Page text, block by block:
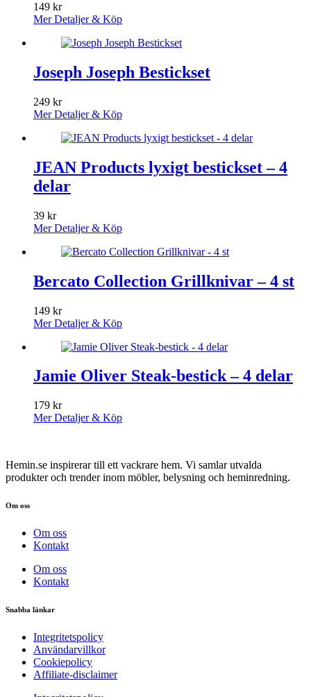
149 kr
Mer Detaljer & Köp
Joseph Joseph Bestickset
249 kr
Mer Detaljer & Köp
JEAN Products lyxigt bestickset – 4
delar
39 kr
Mer Detaljer & Köp
Bercato Collection Grillknivar – 4 st
149 kr
Mer Detaljer & Köp
Jamie Oliver Steak-bestick – 4 delar
179 kr
Mer Detaljer & Köp
Hemin.se inspirerar till ett vackrare hem. Vi samlar utvalda
produkter och trender inom möbler, belysning och heminredning.
Om oss
Om oss
Kontakt
Om oss
Kontakt
Snabba länkar
Integritetspolicy
Användarvillkor
Cookiepolicy
Affiliate‑disclaimer